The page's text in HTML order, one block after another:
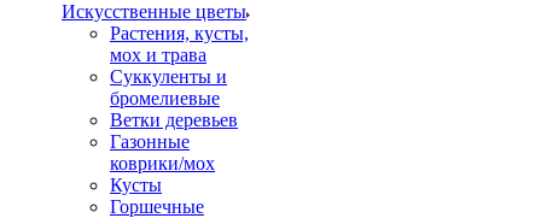
Искусственные цветы
Растения, кусты,
мох и трава
Суккуленты и
бромелиевые
Ветки деревьев
Газонные
коврики/мох
Кусты
Горшечные